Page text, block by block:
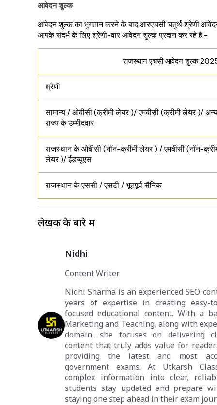
आवेदन शुल्क
आवेदन शुल्क का भुगतान करने के बाद आरएचसी चतुर्थ श्रेणी आवेदन
आपके संदर्भ के लिए श्रेणी-वार आवेदन शुल्क प्रदान कर रहे हैं:-
राजस्थान एचसी आवेदन शुल्क
श्रेणी
सामान्य / ओबीसी (क्रीमी लेयर )/ एमबीसी (क्रीमी लेयर )/ अन्य
राज्य के उम्मीदवार
राजस्थान के ओबीसी (नॉन-क्रीमी लेयर ) / एमबीसी (नॉन-
लेयर )/ ईडब्यूएस
राजस्थान के एससी / एसटी / भूतपूर्व सैनिक
लेखक के बारे में
Nidhi
Content Writer
Nidhi Sharma is an experienced SEO
years of expertise in creating easy-
focused educational content. With a
Marketing and Teaching, along with
domain, she focuses on delivering
content that truly adds value for
providing the latest and most
government exams. At Utkarsh
complex information into clear,
students stay updated and prepare
staying one step ahead in their exam